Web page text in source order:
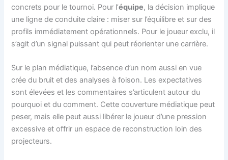
concrets pour le tournoi. Pour l’équipe, la décision implique
une ligne de conduite claire : miser sur l’équilibre et sur des
profils immédiatement opérationnels. Pour le joueur exclu, il
s’agit d’un signal puissant qui peut réorienter une carrière.
Sur le plan médiatique, l’absence d’un nom aussi en vue
crée du bruit et des analyses à foison. Les expectatives
sont élevées et les commentaires s’articulent autour du
pourquoi et du comment. Cette couverture médiatique peut
peser, mais elle peut aussi libérer le joueur d’une pression
excessive et offrir un espace de reconstruction loin des
projecteurs.